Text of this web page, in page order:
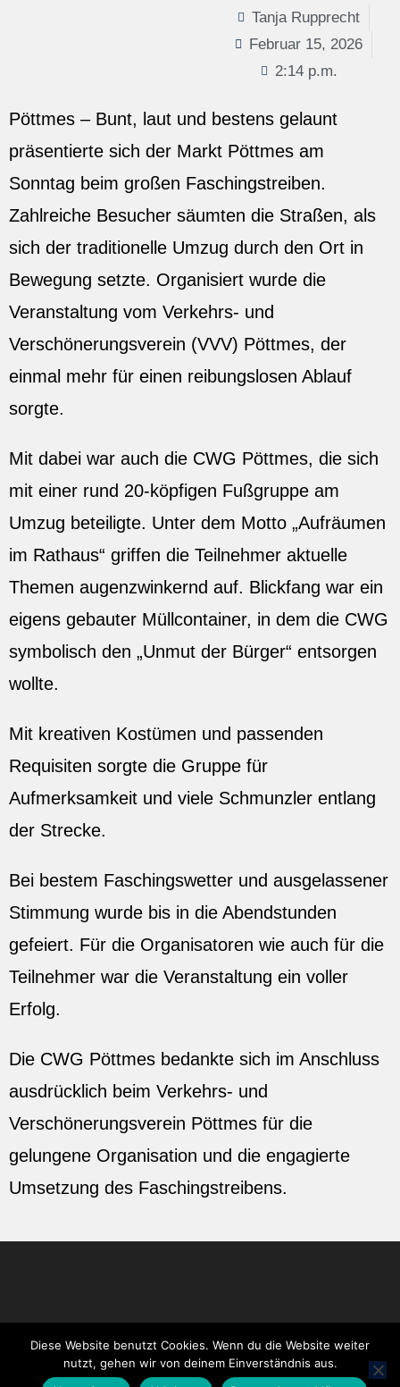
Tanja Rupprecht
Februar 15, 2026
2:14 p.m.
Pöttmes – Bunt, laut und bestens gelaunt
präsentierte sich der Markt Pöttmes am
Sonntag beim großen Faschingstreiben.
Zahlreiche Besucher säumten die Straßen, als
sich der traditionelle Umzug durch den Ort in
Bewegung setzte. Organisiert wurde die
Veranstaltung vom Verkehrs- und
Verschönerungsverein (VVV) Pöttmes, der
einmal mehr für einen reibungslosen Ablauf
sorgte.
Mit dabei war auch die CWG Pöttmes, die sich
mit einer rund 20-köpfigen Fußgruppe am
Umzug beteiligte. Unter dem Motto „Aufräumen
im Rathaus“ griffen die Teilnehmer aktuelle
Themen augenzwinkernd auf. Blickfang war ein
eigens gebauter Müllcontainer, in dem die CWG
symbolisch den „Unmut der Bürger“ entsorgen
wollte.
Mit kreativen Kostümen und passenden
Requisiten sorgte die Gruppe für
Aufmerksamkeit und viele Schmunzler entlang
der Strecke.
Bei bestem Faschingswetter und ausgelassener
Stimmung wurde bis in die Abendstunden
gefeiert. Für die Organisatoren wie auch für die
Teilnehmer war die Veranstaltung ein voller
Erfolg.
Die CWG Pöttmes bedankte sich im Anschluss
ausdrücklich beim Verkehrs- und
Verschönerungsverein Pöttmes für die
gelungene Organisation und die engagierte
Umsetzung des Faschingstreibens.
Impressum Datenschutz
Diese Website benutzt Cookies. Wenn du die Website weiter
nutzt, gehen wir von deinem Einverständnis aus.